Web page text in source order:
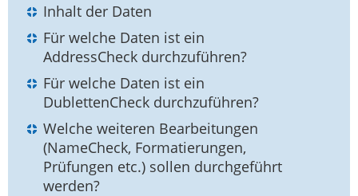
Inhalt der Daten
Für welche Daten ist ein
AddressCheck durchzuführen?
Für welche Daten ist ein
DublettenCheck durchzuführen?
Welche weiteren Bearbeitungen
(NameCheck, Formatierungen,
Prüfungen etc.) sollen durchgeführt
werden?